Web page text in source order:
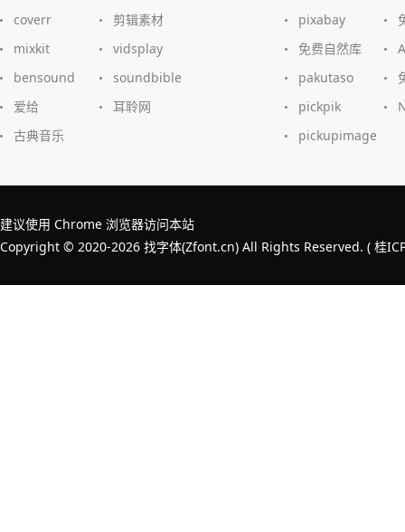
coverr
剪辑素材
mixkit
vidsplay
bensound
soundbible
爱给
耳聆网
古典音乐
pixabay
免费自然库
pakutaso
pickpik
pickupimage
建议使用 Chrome 浏览器访问本站
Copyright © 2020-2026 找字体(Zfont.cn) All Rights Reserved. ( 桂